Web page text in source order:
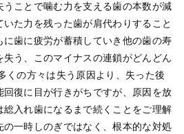
ことで噛む力を支える歯の本数が減
た力を残った歯が肩代わりすること
歯に疲労が蓄積していき他の歯の寿
う、このマイナスの連鎖がどんどん
くの方々は失う原因より、失った後
復に目が行きがちですが、原因を放
入れ歯になるまで続くことをご理解
一時しのぎではなく、根本的な対処